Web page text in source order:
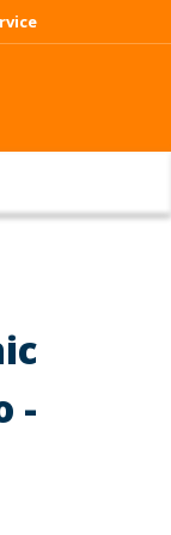
-